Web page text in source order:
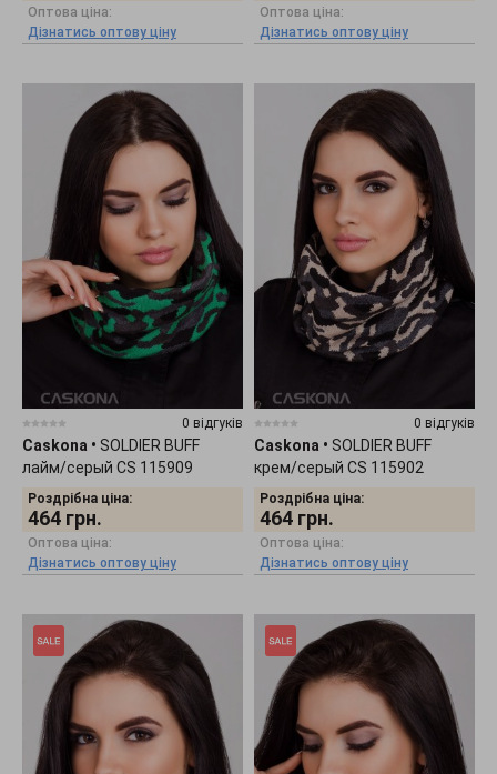
Оптова ціна:
Дізнатись оптову ціну
Оптова ціна:
Дізнатись оптову ціну
0 відгуків
Caskona • SOLDIER BUFF
лайм/серый CS 115909
Роздрібна ціна:
464 грн.
Оптова ціна:
Дізнатись оптову ціну
0 відгуків
Caskona • SOLDIER BUFF
крем/серый CS 115902
Роздрібна ціна:
464 грн.
Оптова ціна:
Дізнатись оптову ціну